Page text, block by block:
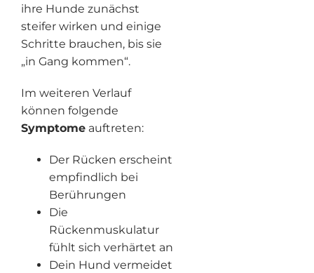
ihre Hunde zunächst
steifer wirken und einige
Schritte brauchen, bis sie
„in Gang kommen“.
Im weiteren Verlauf
können folgende
Symptome auftreten:
Der Rücken erscheint
empfindlich bei
Berührungen
Die
Rückenmuskulatur
fühlt sich verhärtet an
Dein Hund vermeidet